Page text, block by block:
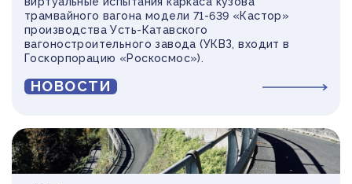
трамвайного вагона модели 71-639 «Кастор»
производства Усть-Катавского
вагоностроительного завода (УКВЗ, входит в
Госкорпорацию «Роскосмос»).
НОВОСТИ